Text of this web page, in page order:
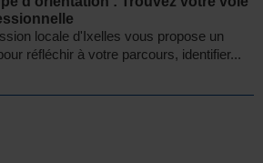
locale d'Ixelles vous propose un
réfléchir à votre parcours, identifier...